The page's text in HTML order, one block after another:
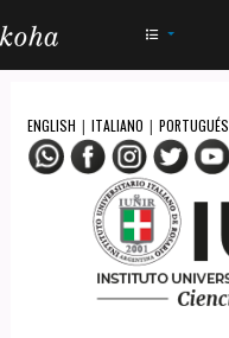
ENGLISH | ITALIANO | PORTUGUÉS